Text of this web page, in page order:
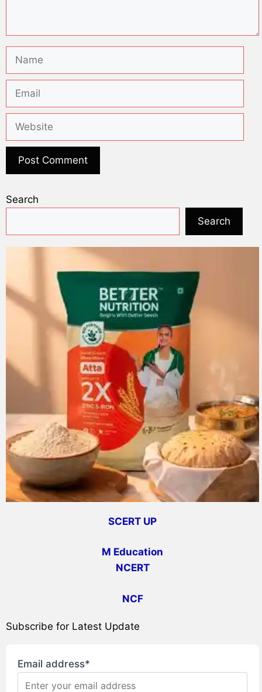
Search
Search
SCERT UP
M Education
NCERT
NCF
Subscribe for Latest Update
Email address*